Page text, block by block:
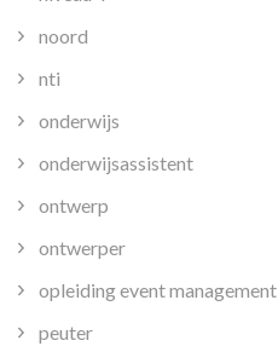
noord
nti
onderwijs
onderwijsassistent
ontwerp
ontwerper
opleiding event management
peuter